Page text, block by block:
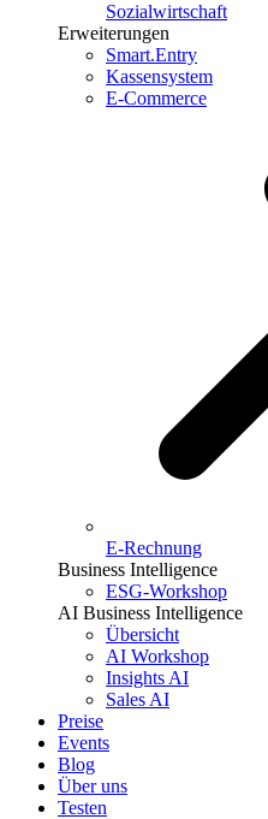
Sozialwirtschaft
Erweiterungen
Smart.Entry
Kassensystem
E-Commerce
E-Rechnung
Business Intelligence
ESG-Workshop
AI Business Intelligence
Übersicht
AI Workshop
Insights AI
Sales AI
Preise
Events
Blog
Über uns
Testen